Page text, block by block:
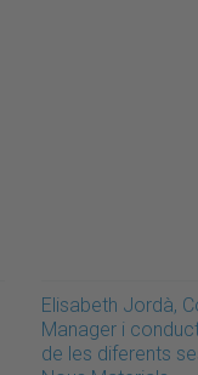
Elisabeth Jordà,
Manager i
de les diferents